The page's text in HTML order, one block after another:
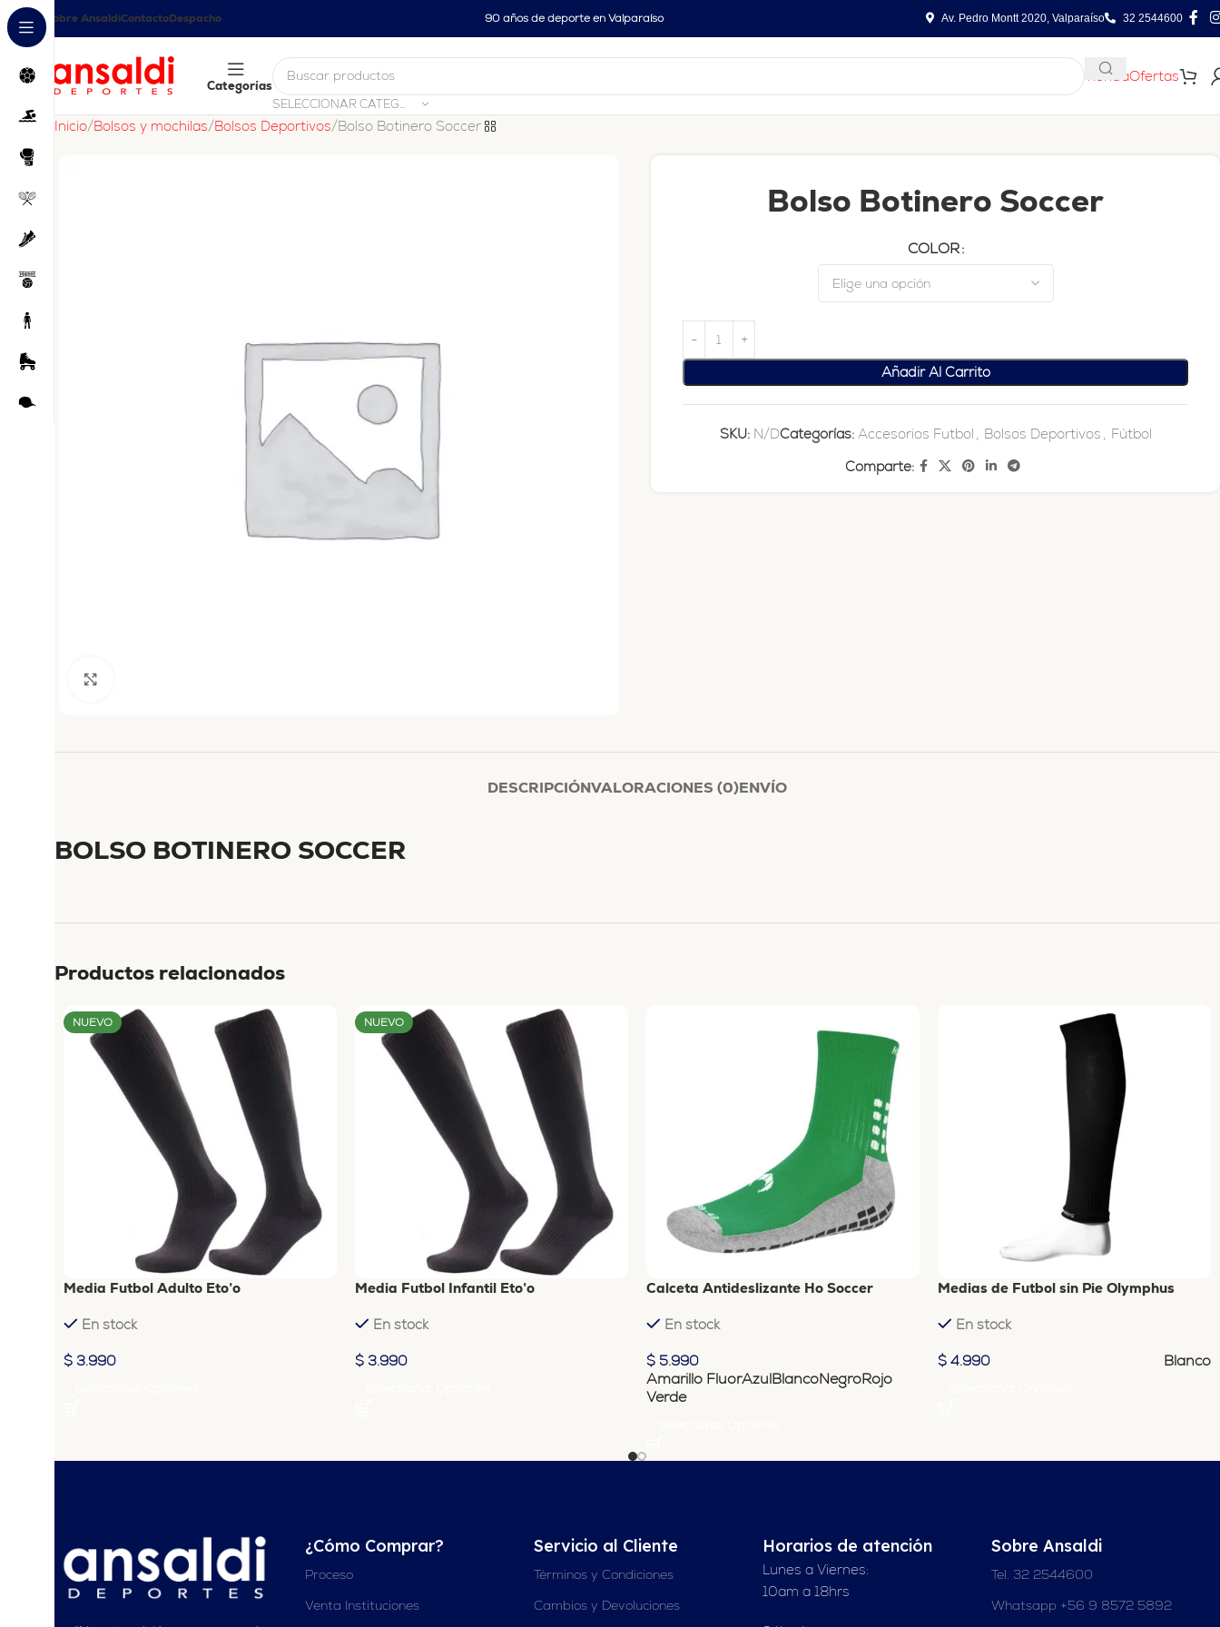
Sobre AnsaldiContactoDespacho 90 años de deporte en Valparaíso Av. Pedro Montt 2020, Valparaíso 32 2544600
Categorías
SELECCIONAR CATEGORÍA
TiendaOfertas
Inicio Bolsos y mochilas Bolsos Deportivos Bolso Botinero Soccer
Bolso Botinero Soccer
COLOR
Añadir Al Carrito
SKU: N/DCategorías: Accesorios Futbol , Bolsos Deportivos , Fútbol
Comparte:
DESCRIPCIÓNVALORACIONES (0)ENVÍO
BOLSO BOTINERO SOCCER
Productos relacionados
NUEVO
Media Futbol Adulto Eto’o
En stock
$ 3.990
NUEVO
Media Futbol Infantil Eto’o
En stock
$ 3.990
Calceta Antideslizante Ho Soccer
En stock
$ 5.990
Amarillo FluorAzulBlancoNegroRojo
Verde
Medias de Futbol sin Pie Olymphus
En stock
$ 4.990 Blanco
¿Cómo Comprar?
Proceso
Venta Instituciones
Servicio al Cliente
Términos y Condiciones
Cambios y Devoluciones
Horarios de atención
Lunes a Viernes:
10am a 18hrs
Sobre Ansaldi
Tel. 32 2544600
Whatsapp +56 9 8572 5892